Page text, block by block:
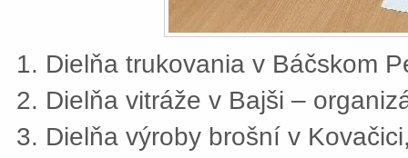
Dielňa trukovania v Báčskom
Dielňa vitráže v Bajši –
Dielňa výroby brošní v